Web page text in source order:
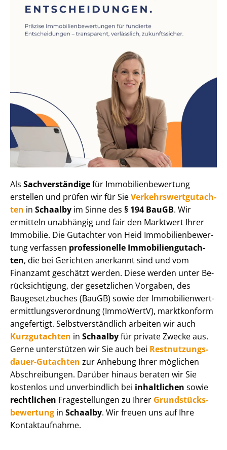
Als Sachverständigefür Im­mo­bi­li­en­be­wer­tung
erstellen und prüfen wir für SieVer­kehrs­wert­gut­ach­
ten in Schaalby im Sinne des § 194 BauGB. Wir
ermitteln unabhängig und fair den Marktwert Ihrer
Immobilie. Die Gutachter von Heid Im­mo­bi­li­en­be­wer­
tung verfassen professionelle Im­mo­bi­li­en­gut­ach­
ten, die bei Gerichten anerkannt sind und vom
Finanzamt geschätzt werden. Diese werden unter Be­
rück­sich­ti­gung, der gesetzlichen Vorgaben, des
Baugesetzbuches (BauGB) sowie der Im­mo­bi­li­en­wert­
ermitt­lungs­ver­ord­nung (ImmoWertV), marktkonform
angefertigt. Selbst­ver­ständ­lich arbeiten wir auch
Kurzgutachten in Schaalbyfür private Zwecke aus.
Gerne unterstützen wir Sie auch bei Rest­nut­zungs­
dau­er-Gutachten zur Anhebung Ihrer möglichen
Abschreibungen. Darüber hinaus beraten wir Sie
kostenlos und unverbindlich bei inhaltlichen sowie
rechtlichen Fragestellungen zu Ihrer Grund­stücks­
be­wer­tung in Schaalby. Wir freuen uns auf Ihre
Kontaktaufnahme.